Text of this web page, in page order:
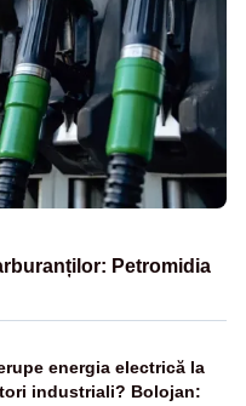
Petromidia
energia electrică la
industriali? Bolojan: